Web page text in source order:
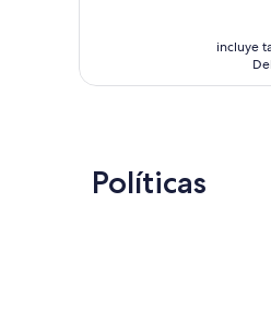
incluye
Políticas